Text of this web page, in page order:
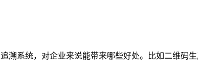
系统，对企业来说能带来哪些好处。比如二维码